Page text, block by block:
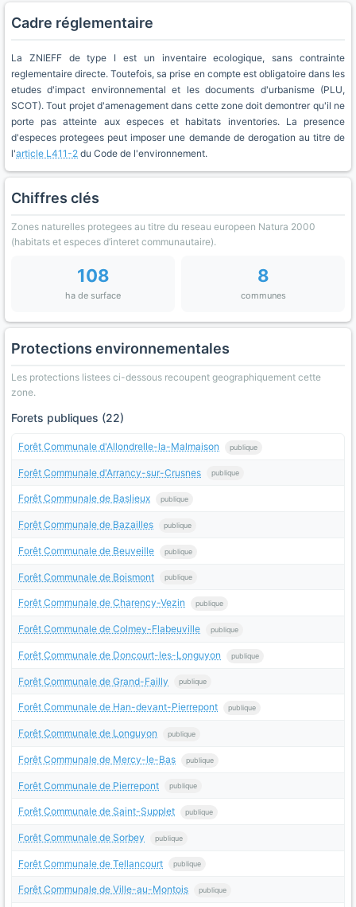
Cadre réglementaire
La ZNIEFF de type I est un inventaire ecologique, sans contrainte
reglementaire directe. Toutefois, sa prise en compte est obligatoire dans les
etudes d'impact environnemental et les documents d'urbanisme (PLU,
SCOT). Tout projet d'amenagement dans cette zone doit demontrer qu'il ne
porte pas atteinte aux especes et habitats inventories. La presence
d'especes protegees peut imposer une demande de derogation au titre de
l'article L411-2 du Code de l'environnement.
Chiffres clés
Zones naturelles protegees au titre du reseau europeen Natura 2000
(habitats et especes d’interet communautaire).
108
ha de surface
8
communes
Protections environnementales
Les protections listees ci-dessous recoupent geographiquement cette
zone.
Forets publiques (22)
Forêt Communale d'Allondrelle-la-Malmaison publique
Forêt Communale d'Arrancy-sur-Crusnes publique
Forêt Communale de Baslieux publique
Forêt Communale de Bazailles publique
Forêt Communale de Beuveille publique
Forêt Communale de Boismont publique
Forêt Communale de Charency-Vezin publique
Forêt Communale de Colmey-Flabeuville publique
Forêt Communale de Doncourt-les-Longuyon publique
Forêt Communale de Grand-Failly publique
Forêt Communale de Han-devant-Pierrepont publique
Forêt Communale de Longuyon publique
Forêt Communale de Mercy-le-Bas publique
Forêt Communale de Pierrepont publique
Forêt Communale de Saint-Supplet publique
Forêt Communale de Sorbey publique
Forêt Communale de Tellancourt publique
Forêt Communale de Ville-au-Montois publique